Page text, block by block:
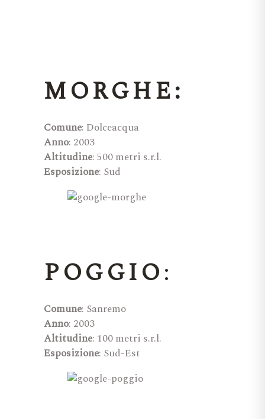
MORGHE:
Comune: Dolceacqua
Anno: 2003
Altitudine: 500 metri s.r.l.
Esposizione: Sud
POGGIO:
Comune: Sanremo
Anno: 2003
Altitudine: 100 metri s.r.l.
Esposizione: Sud-Est